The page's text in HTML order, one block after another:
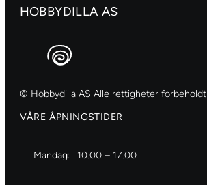
HOBBYDILLA AS
© Hobbydilla AS Alle rettigheter forbeholdt
VÅRE ÅPNINGSTIDER
Mandag: 10.00 – 17.00